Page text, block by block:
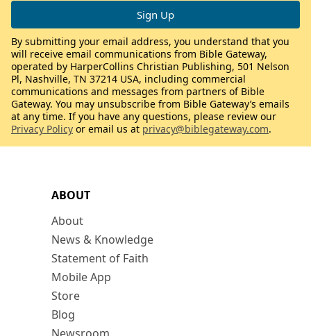
ABOUT
About
News & Knowledge
Statement of Faith
Mobile App
Store
Blog
By submitting your email address, you understand that you
will receive email communications from Bible Gateway,
operated by HarperCollins Christian Publishing, 501 Nelson
Pl, Nashville, TN 37214 USA, including commercial
communications and messages from partners of Bible
Gateway. You may unsubscribe from Bible Gateway’s emails
at any time. If you have any questions, please review our
Privacy Policy or email us at privacy@biblegateway.com.